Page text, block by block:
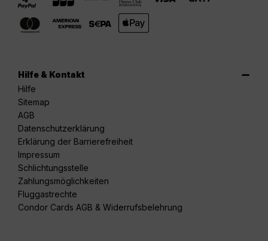
Hilfe & Kontakt
Hilfe
Sitemap
AGB
Datenschutzerklärung
Erklärung der Barrierefreiheit
Impressum
Schlichtungsstelle
Zahlungsmöglichkeiten
Fluggastrechte
Condor Cards AGB & Widerrufsbelehrung